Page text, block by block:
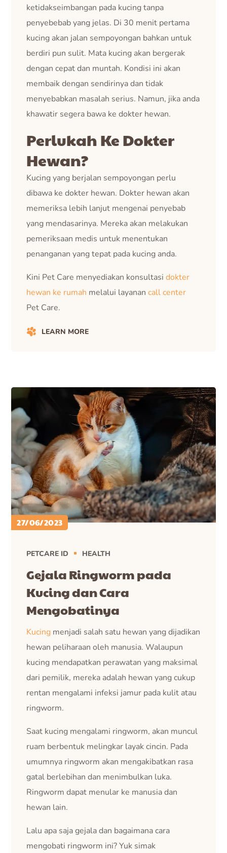
ketidakseimbangan pada kucing tanpa
penyebebab yang jelas. Di 30 menit pertama
kucing akan jalan sempoyongan bahkan untuk
berdiri pun sulit. Mata kucing akan bergerak
dengan cepat dan muntah. Kondisi ini akan
membaik dengan sendirinya dan tidak
menyebabkan masalah serius. Namun, jika anda
khawatir segera bawa ke dokter hewan.
Perlukah Ke Dokter
Hewan?
Kucing yang berjalan sempoyongan perlu
dibawa ke dokter hewan. Dokter hewan akan
memeriksa lebih lanjut mengenai penyebab
yang mendasarinya. Mereka akan melakukan
pemeriksaan medis untuk menentukan
penanganan yang tepat pada kucing anda.
Kini Pet Care menyediakan konsultasidokter
hewan ke rumah melalui layanancall center
Pet Care.
LEARN MORE
27/06/2023
PETCARE ID HEALTH
Gejala Ringworm pada
Kucing dan Cara
Mengobatinya
Kucing menjadi salah satu hewan yang dijadikan
hewan peliharaan oleh manusia. Walaupun
kucing mendapatkan perawatan yang maksimal
dari pemilik, mereka adalah hewan yang cukup
rentan mengalami infeksi jamur pada kulit atau
ringworm.
Saat kucing mengalami ringworm, akan muncul
ruam berbentuk melingkar layak cincin. Pada
umumnya ringworm akan mengakibatkan rasa
gatal berlebihan dan menimbulkan luka.
Ringworm dapat menular ke manusia dan
hewan lain.
Lalu apa saja gejala dan bagaimana cara
mengobati ringworm ini? Yuk simak